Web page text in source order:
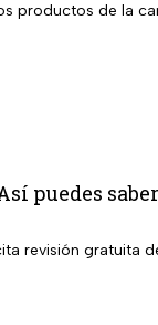
productos de la
puedes
revisión gratuita